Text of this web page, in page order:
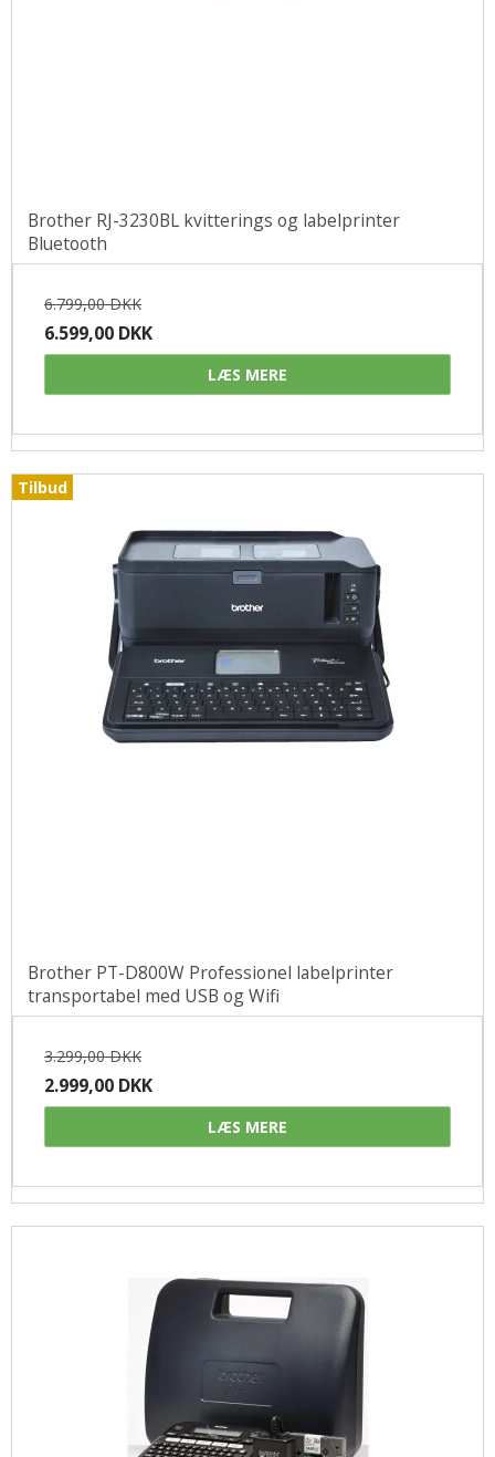
Brother RJ-3230BL kvitterings og labelprinter
Bluetooth
6.799,00 DKK
6.599,00 DKK
LÆS MERE
Tilbud
Brother PT-D800W Professionel labelprinter
transportabel med USB og Wifi
3.299,00 DKK
2.999,00 DKK
LÆS MERE